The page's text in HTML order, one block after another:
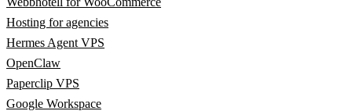
Hosting for agencies
Hermes Agent VPS
OpenClaw
Paperclip VPS
Google Workspace